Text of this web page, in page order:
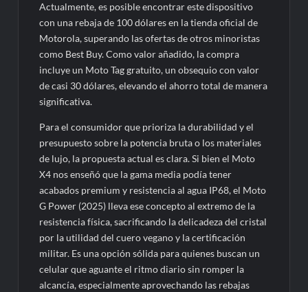
Actualmente, es posible encontrar este dispositivo
con una rebaja de 100 dólares en la tienda oficial de
Motorola, superando las ofertas de otros minoristas
como Best Buy. Como valor añadido, la compra
incluye un Moto Tag gratuito, un obsequio con valor
de casi 30 dólares, elevando el ahorro total de manera
significativa.
Para el consumidor que prioriza la durabilidad y el
presupuesto sobre la potencia bruta o los materiales
de lujo, la propuesta actual es clara. Si bien el Moto
X4 nos enseñó que la gama media podía tener
acabados premium y resistencia al agua IP68, el Moto
G Power (2025) lleva ese concepto al extremo de la
resistencia física, sacrificando la delicadeza del cristal
por la utilidad del cuero vegano y la certificación
militar. Es una opción sólida para quienes buscan un
celular que aguante el ritmo diario sin romper la
alcancía, especialmente aprovechando las rebajas